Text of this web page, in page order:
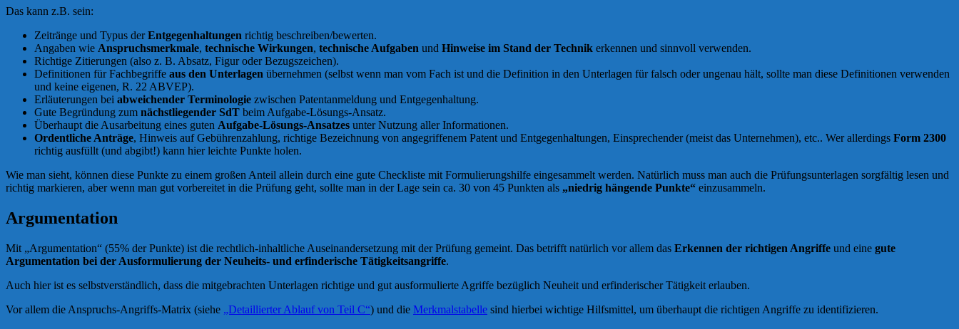
Das kann z.B. sein:
Zeitränge und Typus derEntgegenhaltungen richtig beschreiben/bewerten.
Angaben wie Anspruchsmerkmale, technische Wirkungen, technische Aufgaben und Hinweise im Stand der Technik erkennen und sinnvoll verwenden.
Richtige Zitierungen (also z. B. Absatz, Figur oder Bezugszeichen).
Definitionen für Fachbegriffe aus den Unterlagen übernehmen (selbst wenn man vom Fach ist und die Definition in den Unterlagen für falsch oder ungenau hält, sollte man diese Definitionen verwenden
und keine eigenen, R. 22 ABVEP).
Erläuterungen bei abweichender Terminologie zwischen Patentanmeldung und Entgegenhaltung.
Gute Begründung zum nächstliegender SdT beim Aufgabe-Lösungs-Ansatz.
Überhaupt die Ausarbeitung eines guten Aufgabe-Lösungs-Ansatzes unter Nutzung aller Informationen.
Ordentliche Anträge, Hinweis auf Gebührenzahlung, richtige Bezeichnung von angegriffenem Patent und Entgegenhaltungen, Einsprechender (meist das Unternehmen), etc.. Wer allerdings Form 2300
richtig ausfüllt (und abgibt!) kann hier leichte Punkte holen.
Wie man sieht, können diese Punkte zu einem großen Anteil allein durch eine gute Checkliste mit Formulierungshilfe eingesammelt werden. Natürlich muss man auch die Prüfungsunterlagen sorgfältig lesen und
richtig markieren, aber wenn man gut vorbereitet in die Prüfung geht, sollte man in der Lage sein ca. 30 von 45 Punkten als „niedrig hängende Punkte“ einzusammeln.
Argumentation
Mit „Argumentation“ (55% der Punkte) ist die rechtlich-inhaltliche Auseinandersetzung mit der Prüfung gemeint. Das betrifft natürlich vor allem das Erkennen der richtigen Angriffe und eine gute
Argumentation bei der Ausformulierung der Neuheits- und erfinderische Tätigkeitsangriffe.
Auch hier ist es selbstverständlich, dass die mitgebrachten Unterlagen richtige und gut ausformulierte Agriffe bezüglich Neuheit und erfinderischer Tätigkeit erlauben.
Vor allem die Anspruchs-Angriffs-Matrix (siehe „Detaillierter Ablauf von Teil C“) und die Merkmalstabelle sind hierbei wichtige Hilfsmittel, um überhaupt die richtigen Angriffe zu identifizieren.